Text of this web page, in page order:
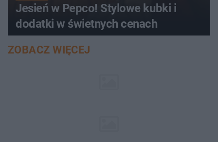
Jesień w Pepco! Stylowe kubki i
dodatki w świetnych cenach
ZOBACZ WIĘCEJ